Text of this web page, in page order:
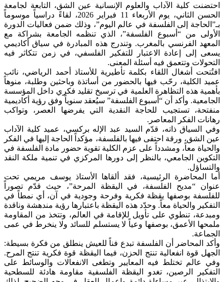
احتضنت كلية الآداب والعلوم الإنسانية عين الشق، التابعة لجامعة
الحسن الثاني، يوم الأربعاء 11 فبراير 2026، لقاءً دراسياً موسوماً
بـ”الحاجة إلى الفلسفة في عالم اليوم”، وذلك ضمن فعاليات الدورة
الأولى من “أسبوع الفلسفة”، الذي تنظمه الجامعة بشراكة مع
المعهد الفرنسي بالمغرب. وتندرج هذه المبادرة في سياق أكاديمي
يسعى إلى إعادة الاعتبار للتفكير الفلسفي، في زمن تتكاثر فيه
التحولات وتتعمق فيه أسئلة المعنى.
افتُتحت أشغال اللقاء بكلمة تأطيرية للأستاذ أحمد الرياضي، نائب
عميد الكلية، رحّب فيها بالحضور من أساتذة وباحثين وطلبة، منوهاً
بأهمية هذه التظاهرة العلمية في ترسيخ تقليد فكري داخل المؤسسة
الجامعية. وأكد أن “أسبوع الفلسفة” سيُعقد سنوياً وفق رؤية أكاديمية
منفتحة، تستجيب للحاجة النقدية التي يفرضها العصر، وتواكب
رهانات الفكر المعاصر.
وفي السياق ذاته، قدّم السيد عبد الإله بركسي، عميد كلية الآداب
عين الشق، ورقة احتفى فيها بالفلسفة، مؤكداً الحاجة إليها في الفكر
والحياة معاً، ومشدداً على عزم الكلية تقوية حضور مادة الفلسفة في
التكوين الجامعي، بالنظر إلى دورها المركزي في تنمية ملكة النقد
والتساؤل.
أما المحاضرة الرئيسية، فقد ألقاها الأستاذ يوسف مريمي تحت
عنوان “مديح الفلسفة، في اليقظة المرحة”، حيث قدّم تصوراً
للفلسفة بوصفها يقظة فكرية وفرحة وجودية في آن، أي نمطاً في
التفكير والحياة معاً. وحدّد هذه اليقظة باعتبارها رؤية مندهشة وناقدة
ومبدعة، تنطوي على تأويل للإقامة في العالم، وتتخذ من المقاومة
ملمحها الأعمق، بوصفها وعياً لا يستسلم للسائد ولا ينخرط في عمى
الجماعة.
وأكد المحاضر أن الفلسفة تبدع فناً للعيش ينطلق من فكرة بسيطة:
الجهل قوة انفعالية تنتج الحزن، فيما اليقظة قوة فكرية تنتج المرح.
وفي عالم تختلط فيه المعايير وتطغى الانفعالات والوسائط على
التفكير الرصين، تغدو اليقظة الفلسفية مقاومة هادئة للسطحية